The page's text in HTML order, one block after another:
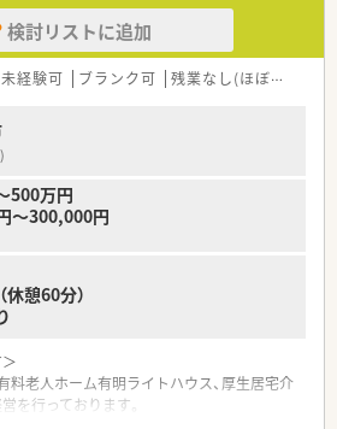
組める誠実な方を求めております。
】
く薬品会社が母体となって運営されている
福岡県まで計8店舗を展開しており、今後も
見据えている成長中の企業です。
を第一に考えながら、創業期の活気と地域密
雰囲気を両立させている法人です。
検討リストに追加
未経験可 ブランク可 残業なし(ほぼなし含む)
500万円
～300,000円
憩60分）
料老人ホーム有明ライトハウス、厚生居宅介
を行っております。